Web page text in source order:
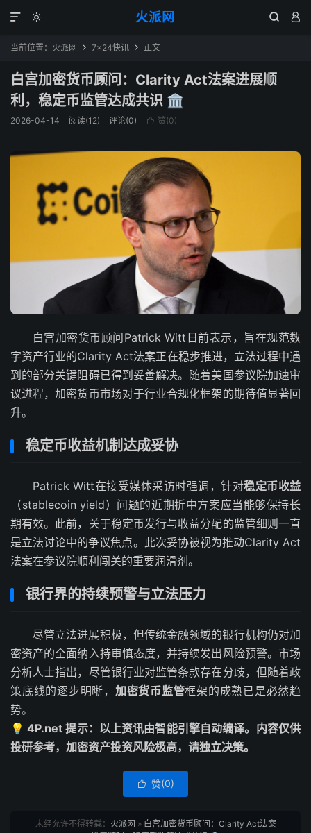
火派网
  

当前位置： 火派网  7×24快讯  正文
白宫加密货币顾问：Clarity Act法案进展顺
利，稳定币监管达成共识 🏛️
2026-04-14 阅读(12) 评论(0)  赞(0)
白宫加密货币顾问Patrick Witt日前表示，旨在规范数
字资产行业的Clarity Act法案正在稳步推进，立法过程中遇
到的部分关键阻碍已得到妥善解决。随着美国参议院加速审
议进程，加密货币市场对于行业合规化框架的期待值显著回
升。
稳定币收益机制达成妥协
Patrick Witt在接受媒体采访时强调，针对稳定币收益
（stablecoin yield）问题的近期折中方案应当能够保持长
期有效。此前，关于稳定币发行与收益分配的监管细则一直
是立法讨论中的争议焦点。此次妥协被视为推动Clarity Act
法案在参议院顺利闯关的重要润滑剂。
银行界的持续预警与立法压力
尽管立法进展积极，但传统金融领域的银行机构仍对加
密资产的全面纳入持审慎态度，并持续发出风险预警。市场
分析人士指出，尽管银行业对监管条款存在分歧，但随着政
策底线的逐步明晰， 加密货币监管框架的成熟已是必然趋
势。
💡 4P.net 提示：以上资讯由智能引擎自动编译。内容仅供
投研参考，加密资产投资风险极高，请独立决策。
 赞(0)
未经允许不得转载： 火派网 » 白宫加密货币顾问：Clarity Act法案